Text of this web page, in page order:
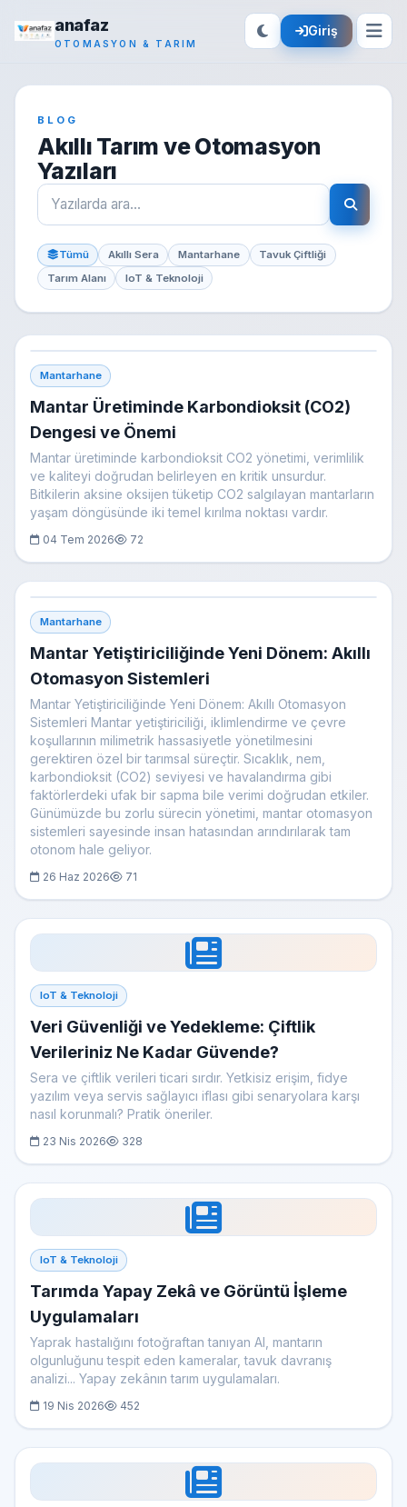
anafaz
OTOMASYON & TARIM
Giriş
BLOG
Akıllı Tarım ve Otomasyon
Yazıları
Tümü Akıllı Sera Mantarhane
Tavuk Çiftliği
Tarım Alanı
IoT & Teknoloji
Mantarhane
Mantar Üretiminde Karbondioksit (CO2)
Dengesi ve Önemi
Mantar üretiminde karbondioksit CO2 yönetimi, verimlilik
ve kaliteyi doğrudan belirleyen en kritik unsurdur.
Bitkilerin aksine oksijen tüketip CO2 salgılayan mantarların
yaşam döngüsünde iki temel kırılma noktası vardır.
04 Tem 2026 72
Mantarhane
Mantar Yetiştiriciliğinde Yeni Dönem: Akıllı
Otomasyon Sistemleri
Mantar Yetiştiriciliğinde Yeni Dönem: Akıllı Otomasyon
Sistemleri Mantar yetiştiriciliği, iklimlendirme ve çevre
koşullarının milimetrik hassasiyetle yönetilmesini
gerektiren özel bir tarımsal süreçtir. Sıcaklık, nem,
karbondioksit (CO2) seviyesi ve havalandırma gibi
faktörlerdeki ufak bir sapma bile verimi doğrudan etkiler.
Günümüzde bu zorlu sürecin yönetimi, mantar otomasyon
sistemleri sayesinde insan hatasından arındırılarak tam
otonom hale geliyor.
26 Haz 2026 71
IoT & Teknoloji
Veri Güvenliği ve Yedekleme: Çiftlik
Verileriniz Ne Kadar Güvende?
Sera ve çiftlik verileri ticari sırdır. Yetkisiz erişim, fidye
yazılım veya servis sağlayıcı iflası gibi senaryolara karşı
nasıl korunmalı? Pratik öneriler.
23 Nis 2026 328
IoT & Teknoloji
Tarımda Yapay Zekâ ve Görüntü İşleme
Uygulamaları
Yaprak hastalığını fotoğraftan tanıyan AI, mantarın
olgunluğunu tespit eden kameralar, tavuk davranış
analizi... Yapay zekânın tarım uygulamaları.
19 Nis 2026 452